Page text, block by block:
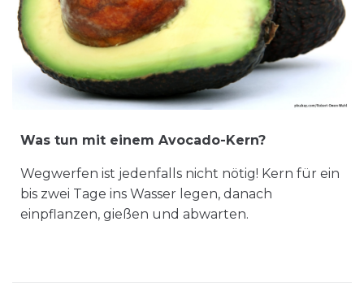
Was tun mit einem Avocado-Kern?
Wegwerfen ist jedenfalls nicht nötig! Kern für ein
bis zwei Tage ins Wasser legen, danach
einpflanzen, gießen und abwarten.